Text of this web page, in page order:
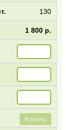
130
1 800 р.
Купить